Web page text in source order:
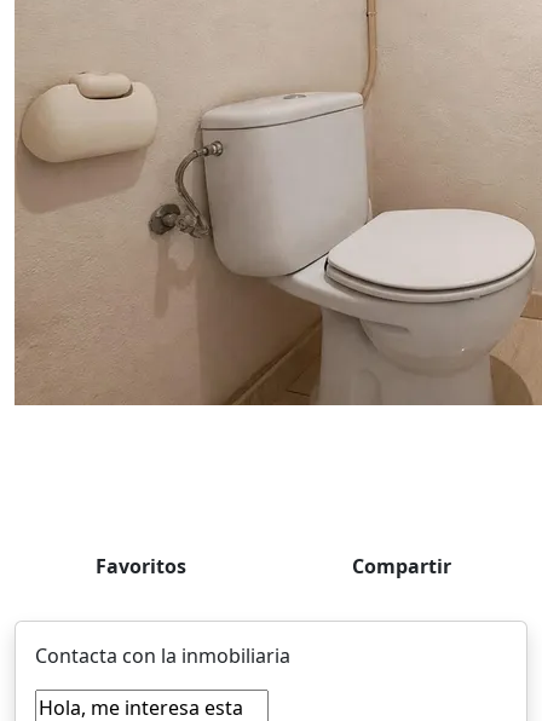
Favoritos Compartir
Contacta con la inmobiliaria